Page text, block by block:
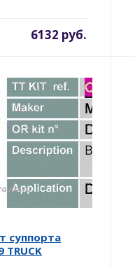
6132 руб.
суппорта
TRUCK